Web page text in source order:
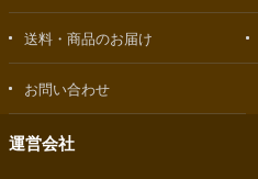
送料・商品のお届け
お問い合わせ
運営会社